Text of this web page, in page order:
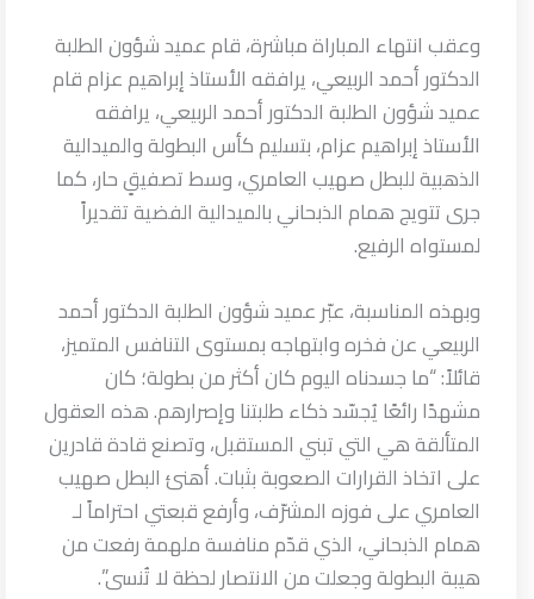
وعقب انتهاء المباراة مباشرة، قام عميد شؤون الطلبة
الدكتور أحمد الربيعي، يرافقه الأستاذ إبراهيم عزام قام
عميد شؤون الطلبة الدكتور أحمد الربيعي، يرافقه
الأستاذ إبراهيم عزام، بتسليم كأس البطولة والميدالية
الذهبية للبطل صهيب العامري، وسط تصفيقٍ حار، كما
جرى تتويج همام الذبحاني بالميدالية الفضية تقديراً
لمستواه الرفيع.
وبهذه المناسبة، عبّر عميد شؤون الطلبة الدكتور أحمد
الربيعي عن فخره وابتهاجه بمستوى التنافس المتميز،
قائلاً: “ما جسدناه اليوم كان أكثر من بطولة؛ كان
مشهدًا رائعًا يُجسّد ذكاء طلبتنا وإصرارهم. هذه العقول
المتألقة هي التي تبني المستقبل، وتصنع قادة قادرين
على اتخاذ القرارات الصعوبة بثبات. أهنئ البطل صهيب
العامري على فوزه المشرّف، وأرفع قبعتي احتراماً لـ
همام الذبحاني، الذي قدّم منافسة ملهمة رفعت من
هيبة البطولة وجعلت من الانتصار لحظة لا تُنسى”.